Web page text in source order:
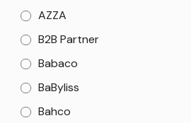
AZZA
B2B Partner
Babaco
BaByliss
Bahco